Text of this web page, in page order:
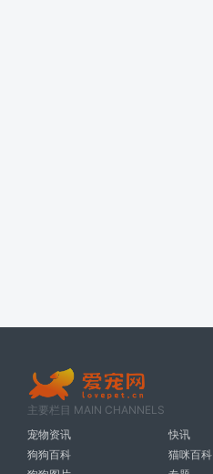
主要栏目 MAIN CHANNELS
宠物资讯
快讯
狗狗百科
猫咪百科